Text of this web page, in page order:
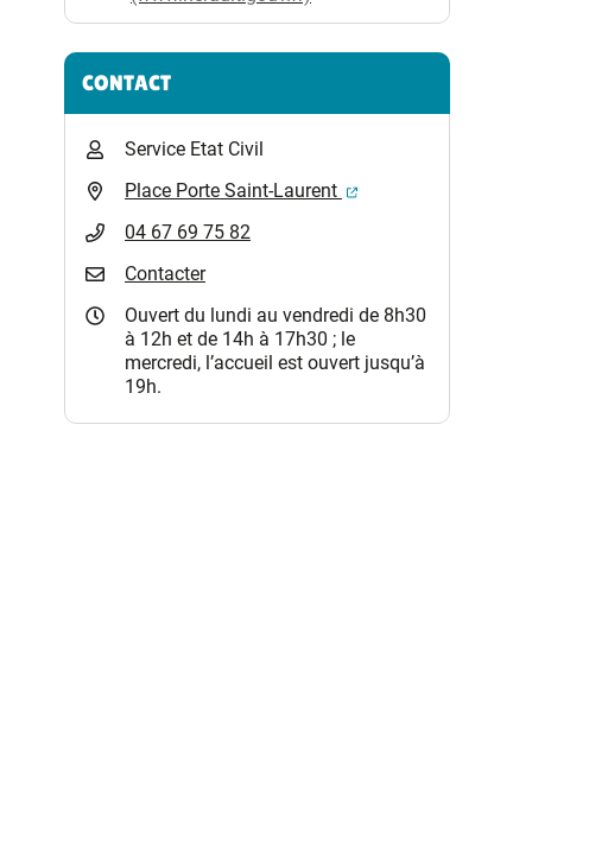
CONTACT
Service Etat Civil
Place Porte Saint-Laurent
(ouverture dans un nouvel
04 67 69 75 82
Contacter
Ouvert du lundi au vendredi de 8h30
à 12h et de 14h à 17h30 ; le
mercredi, l’accueil est ouvert jusqu’à
19h.